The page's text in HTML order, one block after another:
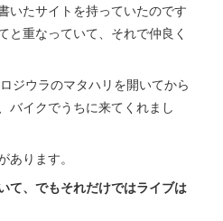
いたサイトを持っていたのです
と重なっていて、それで仲良く
ジウラのマタハリを開いてから
バイクでうちに来てくれまし
ります。
て、でもそれだけではライブは